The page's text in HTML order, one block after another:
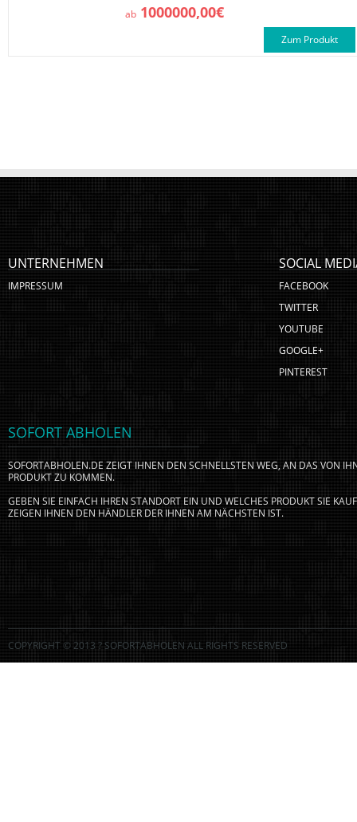
ab 1000000,00€
Zum Produkt
UNTERNEHMEN
IMPRESSUM
SOCIAL
FACEBOOK
TWITTER
YOUTUBE
GOOGLE+
PINTEREST
SOFORT ABHOLEN
SOFORTABHOLEN.DE ZEIGT IHNEN DEN SCHNELLSTEN WEG, AN DAS VON
PRODUKT ZU KOMMEN.
GEBEN SIE EINFACH IHREN STANDORT EIN UND WELCHES PRODUKT SIE
ZEIGEN IHNEN DEN HÄNDLER DER IHNEN AM NÄCHSTEN IST.
COPYRIGHT © 2013 ? SOFORTABHOLEN ALL RIGHTS RESERVED